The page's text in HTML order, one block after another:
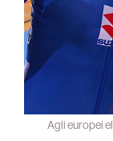
Agli europei